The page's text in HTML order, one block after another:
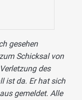
gesehen
Schicksal von
des
ist da. Er hat sich
gemeldet. Alle